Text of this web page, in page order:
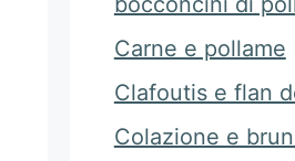
Carne e pollame
Clafoutis e flan
Colazione e